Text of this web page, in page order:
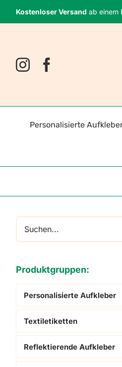
Inhalt
springen
Kostenloser Versand ab einem
Personalisierte
Namensaufkleber
Adressaufkleber
Produktgruppen:
Personalisierte Aufkleber
Textiletiketten
Reflektierende Aufkleber